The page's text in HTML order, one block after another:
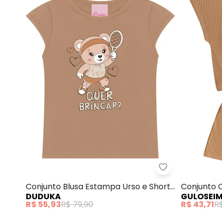
Duduka -
Conjunto Blusa Estampa Urso e Short
Saia (Marrom)
DUDUKA
R$ 55,93R$ 79,90
Conjunto
(Marrom)
R$ 43,71